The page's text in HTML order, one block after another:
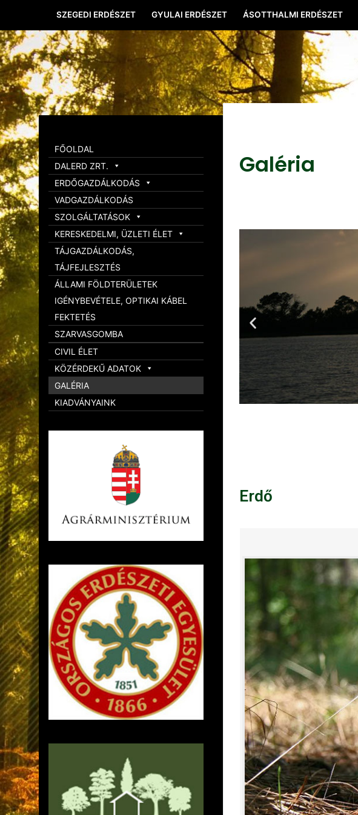
SZEGEDI ERDÉSZET GYULAI ERDÉSZET ÁSOTTHALMI ERDÉSZET
Galéria
Erdő
FŐOLDAL
DALERD ZRT.
ERDŐGAZDÁLKODÁS
VADGAZDÁLKODÁS
SZOLGÁLTATÁSOK
KERESKEDELMI, ÜZLETI ÉLET
TÁJGAZDÁLKODÁS,
TÁJFEJLESZTÉS
ÁLLAMI FÖLDTERÜLETEK
IGÉNYBEVÉTELE, OPTIKAI KÁBEL
FEKTETÉS
SZARVASGOMBA
CIVIL ÉLET
KÖZÉRDEKŰ ADATOK
GALÉRIA
KIADVÁNYAINK